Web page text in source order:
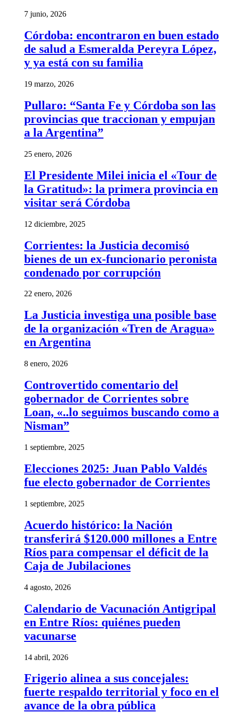
7 junio, 2026
Córdoba: encontraron en buen estado
de salud a Esmeralda Pereyra López,
y ya está con su familia
19 marzo, 2026
Pullaro: “Santa Fe y Córdoba son las
provincias que traccionan y empujan
a la Argentina”
25 enero, 2026
El Presidente Milei inicia el «Tour de
la Gratitud»: la primera provincia en
visitar será Córdoba
12 diciembre, 2025
Corrientes: la Justicia decomisó
bienes de un ex-funcionario peronista
condenado por corrupción
22 enero, 2026
La Justicia investiga una posible base
de la organización «Tren de Aragua»
en Argentina
8 enero, 2026
Controvertido comentario del
gobernador de Corrientes sobre
Loan, «..lo seguimos buscando como a
Nisman”
1 septiembre, 2025
Elecciones 2025: Juan Pablo Valdés
fue electo gobernador de Corrientes
1 septiembre, 2025
Acuerdo histórico: la Nación
transferirá $120.000 millones a Entre
Ríos para compensar el déficit de la
Caja de Jubilaciones
4 agosto, 2026
Calendario de Vacunación Antigripal
en Entre Ríos: quiénes pueden
vacunarse
14 abril, 2026
Frigerio alinea a sus concejales:
fuerte respaldo territorial y foco en el
avance de la obra pública